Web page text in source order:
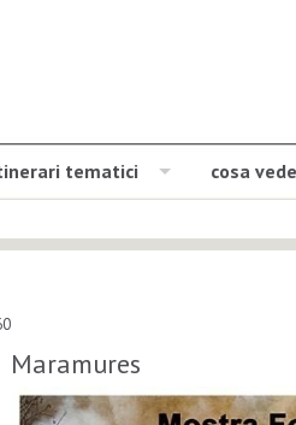
tematici cosa
Maramures